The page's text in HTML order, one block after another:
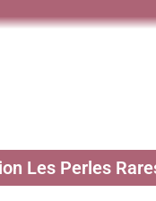
Les Perles